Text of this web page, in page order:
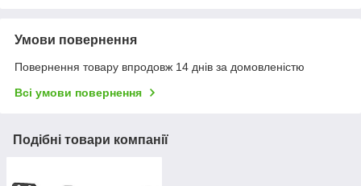
Умови повернення
Повернення товару впродовж 14 днів за домовленістю
Всі умови повернення
Подібні товари компанії